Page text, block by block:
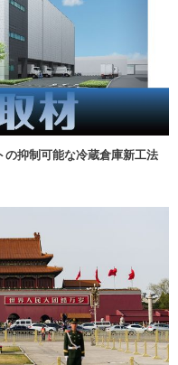
の抑制可能な冷蔵倉庫新工法